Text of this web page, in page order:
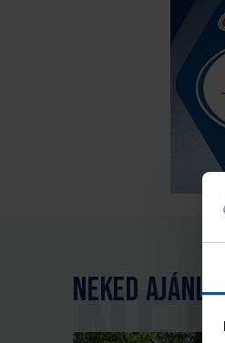
Neked